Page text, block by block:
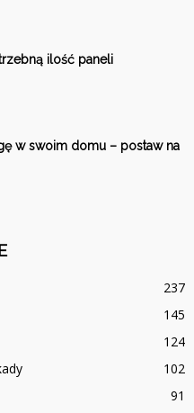
ilość paneli
w swoim domu – postaw na
237
145
124
102
91